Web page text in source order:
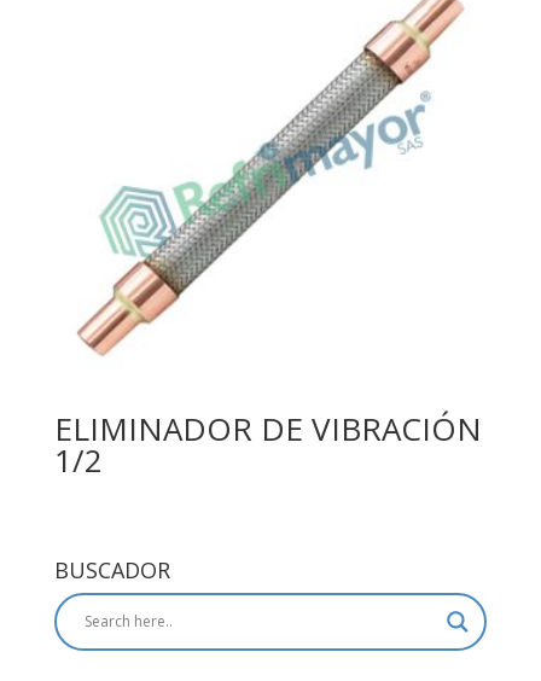
ELIMINADOR DE VIBRACIÓN
1/2
BUSCADOR